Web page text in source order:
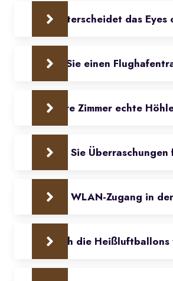
Was unterscheidet das
Bieten Sie einen
Sind Ihre Zimmer echte
Können Sie
Gibt es WLAN-Zugang in
Kann ich die